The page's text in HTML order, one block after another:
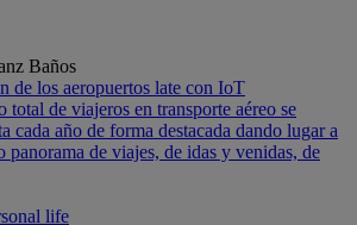
Baños
de los aeropuertos late con IoT
total de viajeros en transporte aéreo se
cada año de forma destacada dando lugar a
panorama de viajes, de idas y venidas, de
life